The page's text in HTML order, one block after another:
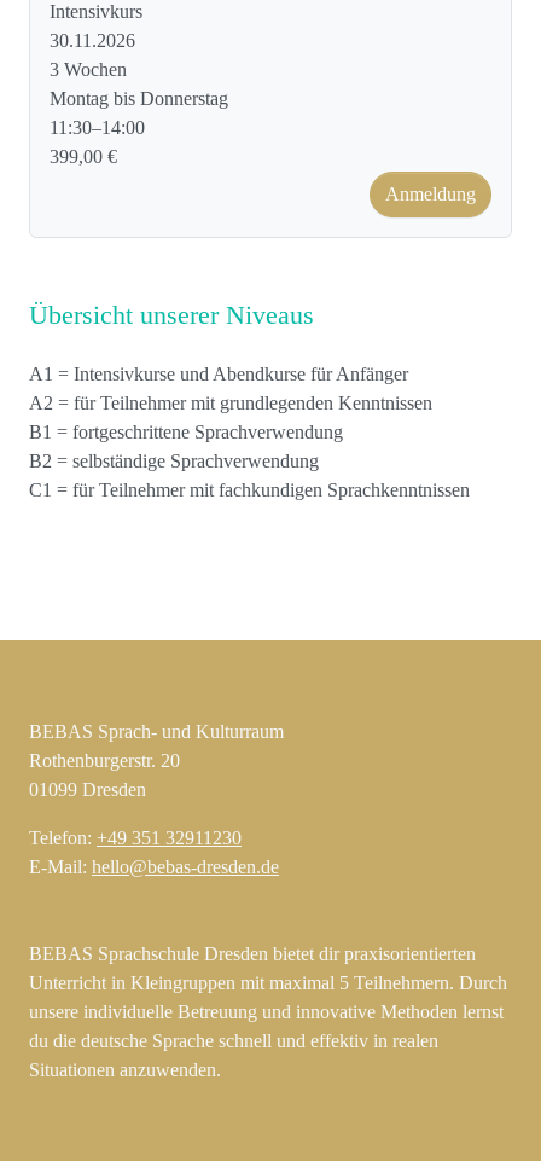
Intensivkurs
30.11.2026
3 Wochen
Montag bis Donnerstag
11:30–14:00
399,00 €
Anmeldung
Übersicht unserer Niveaus
A1 = Intensivkurse und Abendkurse für Anfänger
A2 = für Teilnehmer mit grundlegenden Kenntnissen
B1 = fortgeschrittene Sprachverwendung
B2 = selbständige Sprachverwendung
C1 = für Teilnehmer mit fachkundigen Sprachkenntnissen
BEBAS Sprach- und Kulturraum
Rothenburgerstr. 20
01099 Dresden
Telefon: +49 351 32911230
E-Mail: hello@bebas-dresden.de
BEBAS Sprachschule Dresden bietet dir praxisorientierten
Unterricht in Kleingruppen mit maximal 5 Teilnehmern. Durch
unsere individuelle Betreuung und innovative Methoden lernst
du die deutsche Sprache schnell und effektiv in realen
Situationen anzuwenden.